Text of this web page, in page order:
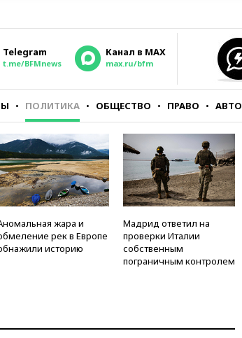
Telegram
t.me/BFMnews
Канал в MAX
max.ru/bfm
ПОЛИТИКА ОБЩЕСТВО ПРАВО АВТО
жара и
рек в Европе
историю
Мадрид ответил на
проверки Италии
собственным
пограничным контролем